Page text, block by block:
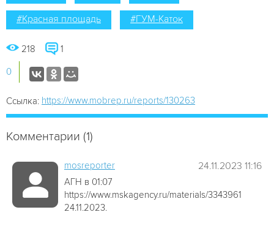
#Красная площадь #ГУМ-Каток
218 1
0
Ссылка: https://www.mobrep.ru/reports/130263
Комментарии (1)
mosreporter 24.11.2023 11:16
АГН в 01:07
https://www.mskagency.ru/materials/3343961
24.11.2023.